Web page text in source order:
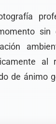
al
de ánimo